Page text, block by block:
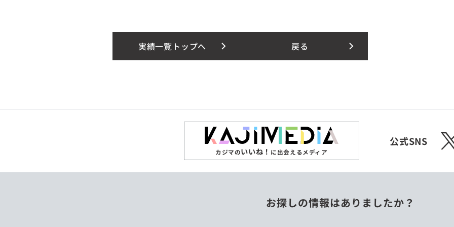
実績一覧トップへ 戻る
カジマのいいね！ に出会えるメディア
公式SNS X
お探しの情報はありましたか？